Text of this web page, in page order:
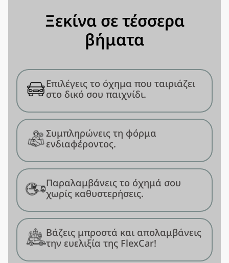
Ξεκίνα σε τέσσερα
βήματα
Επιλέγεις το όχημα που ταιριάζει
στο δικό σου παιχνίδι.
Συμπληρώνεις τη φόρμα
ενδιαφέροντος.
Παραλαμβάνεις το όχημά σου
χωρίς καθυστερήσεις.
Βάζεις μπροστά και απολαμβάνεις
την ευελιξία της FlexCar!